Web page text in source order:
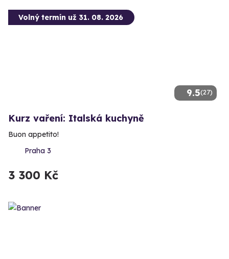
9.5(27)
Volný termín už 31. 08. 2026
Kurz vaření: Italská kuchyně
Buon appetito!
Praha 3
3 300 Kč